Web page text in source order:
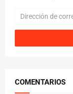
COMENTARIOS